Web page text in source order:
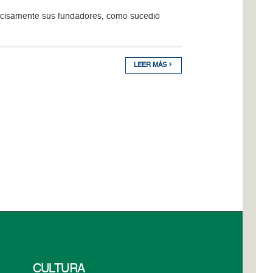
sus fundadores, como sucedió
LEER MÁS
CULTURA